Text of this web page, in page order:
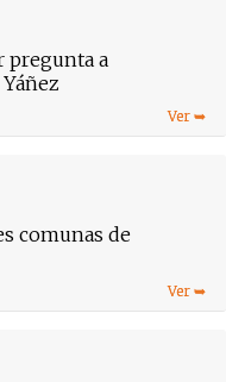
pregunta a
comunas de